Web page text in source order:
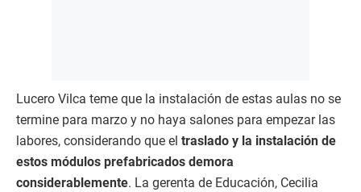
Lucero Vilca teme que la instalación de estas aulas no se
termine para marzo y no haya salones para empezar las
labores, considerando que el traslado y la instalación de
estos módulos prefabricados demora
considerablemente. La gerenta de Educación, Cecilia